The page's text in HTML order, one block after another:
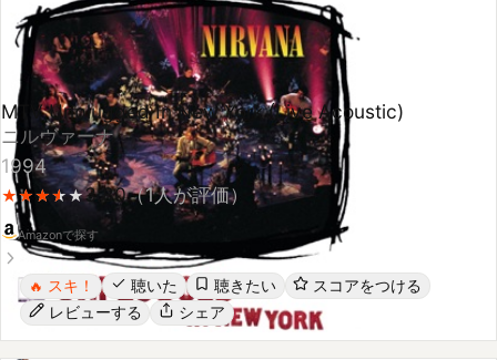
MTV Unplugged In New York (Live Acoustic)
ニルヴァーナ
1994
★
★★
★★
★ ★
★★3.80（1人が評価）
Amazonで探す
🔥スキ！ 聴いた
スコアをつける
レビューする
シェア